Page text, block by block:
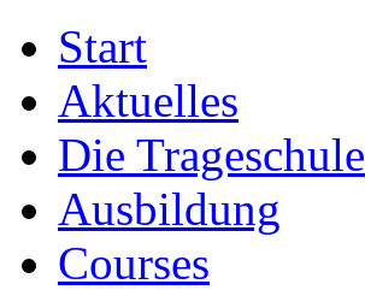
Start
Aktuelles
Die Trageschule
Ausbildung
Courses